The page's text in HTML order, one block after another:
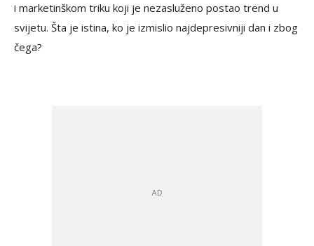
i marketinškom triku koji je nezasluženo postao trend u
svijetu. Šta je istina, ko je izmislio najdepresivniji dan i zbog
čega?